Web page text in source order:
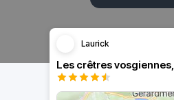
Laurick